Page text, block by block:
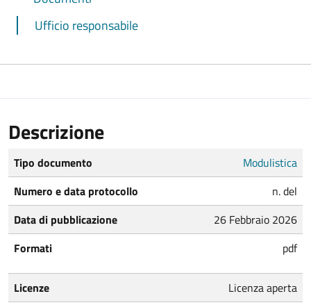
Ufficio responsabile
Descrizione
Tipo documento
Modulistica
Numero e data protocollo
n. del
Data di pubblicazione
26 Febbraio 2026
Formati
pdf
Licenze Licenza aperta